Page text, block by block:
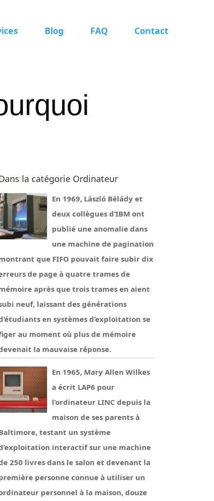
Blog FAQ Contact
la catégorie Ordinateur
En 1969, László Bélády et
deux collègues d’IBM ont
publié une anomalie dans
une machine de pagination
que FIFO pouvait faire subir dix
de page à quatre trames de
après que trois trames en aient
neuf, laissant des générations
en systèmes d’exploitation se
au moment où plus de mémoire
la mauvaise réponse.
En 1965, Mary Allen Wilkes
a écrit LAP6 pour
l’ordinateur LINC depuis la
maison de ses parents à
testant un système
interactif sur une machine
250 livres dans le salon et devenant la
personne connue à utiliser un
personnel à la maison, douze